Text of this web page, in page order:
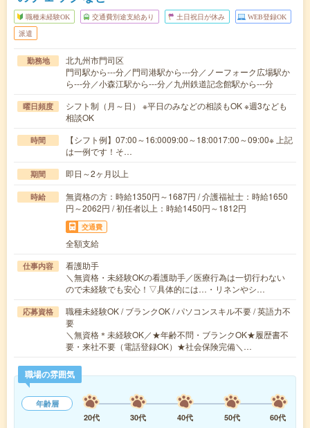
職種未経験OK 交通費別途支給あり 土日祝日が休み WEB登録OK
派遣
勤務地
北九州市門司区
門司駅から---分／門司港駅から---分／ノーフォーク広場駅か
ら---分／小森江駅から---分／九州鉄道記念館駅から---分
曜日頻度
シフト制（月～日） ※平日のみなどの相談もOK ※週3なども
相談OK
時間
【シフト例】07:00～16:0009:00～18:0017:00～09:00※ 上記
は一例です！そ…
期間 即日～2ヶ月以上
時給
無資格の方：時給1350円～1687円 / 介護福祉士：時給1650
円～2062円 / 初任者以上：時給1450円～1812円
交通費
全額支給
仕事内容
看護助手
＼無資格・未経験OKの看護助手／医療行為は一切行わない
ので未経験でも安心！▽具体的には…・リネンやシ…
応募資格
職種未経験OK / ブランクOK / パソコンスキル不要 / 英語力不
要
＼無資格＊未経験OK／★年齢不問・ブランクOK★履歴書不
要・来社不要（電話登録OK）★社会保険完備＼…
職場の雰囲気
年齢層
20代
30代 40代 50代
60代